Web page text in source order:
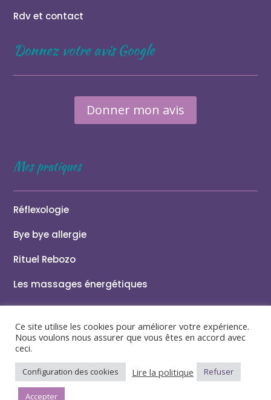
Rdv et contact
Donnez votre avis Google
Donner mon avis
Mes pratiques
Réflexologie
Bye bye allergie
Rituel Rebozo
Les massages énergétiques
Certificats et diplômes
Ce site utilise les cookies pour améliorer votre expérience.
Nous voulons nous assurer que vous êtes en accord avec
ceci.
Configuration des cookies Lire la politique Refuser
Accepter